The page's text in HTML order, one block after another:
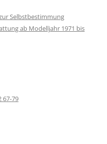
Selbstbestimmung
ab Modelljahr 1971 bis
67-79